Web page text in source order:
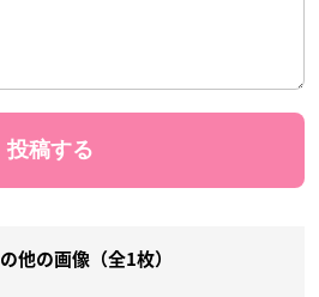
他の画像（全1枚）